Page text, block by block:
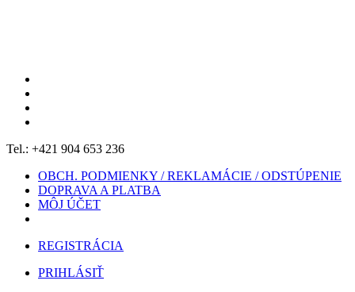
Tel.: +421 904 653 236
OBCH. PODMIENKY / REKLAMÁCIE / ODSTÚPENIE
DOPRAVA A PLATBA
MÔJ ÚČET
REGISTRÁCIA
PRIHLÁSIŤ